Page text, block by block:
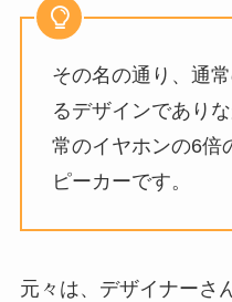
その名の通り、通
るデザインであり
常のイヤホンの6倍
ピーカーです。
元々は、デザイナーさ